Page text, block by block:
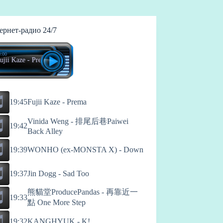
радио 24/7
- Prema
19:45Fujii Kaze - Prema
19:42
Vinida Weng - 排尾后巷Paiwei
Back Alley
19:39WONHO (ex-MONSTA X) - Down
19:37Jin Dogg - Sad Too
19:33
熊貓堂ProducePandas - 再靠近一
點 One More Step